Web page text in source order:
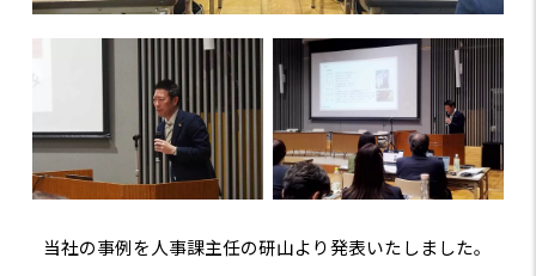
当社の事例を人事課主任の研山より発表いたしました。